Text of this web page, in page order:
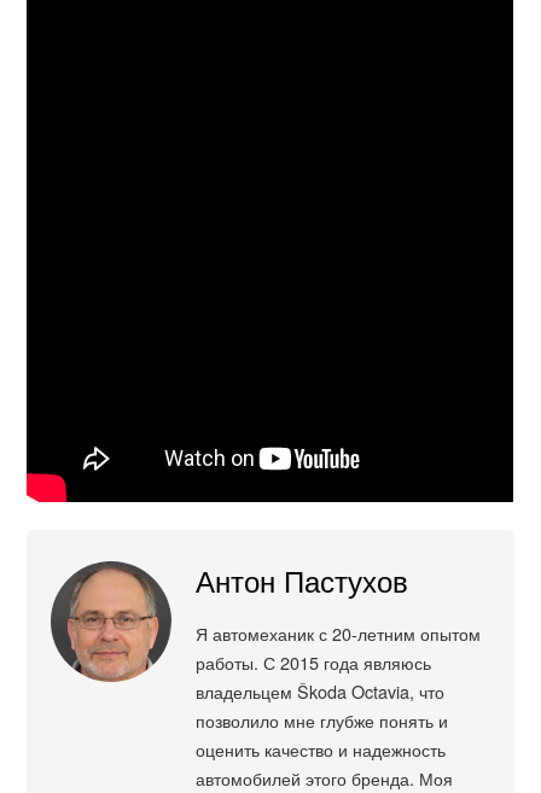
Антон Пастухов
Я автомеханик с 20-летним опытом
работы. С 2015 года являюсь
владельцем Škoda Octavia, что
позволило мне глубже понять и
оценить качество и надежность
автомобилей этого бренда. Моя